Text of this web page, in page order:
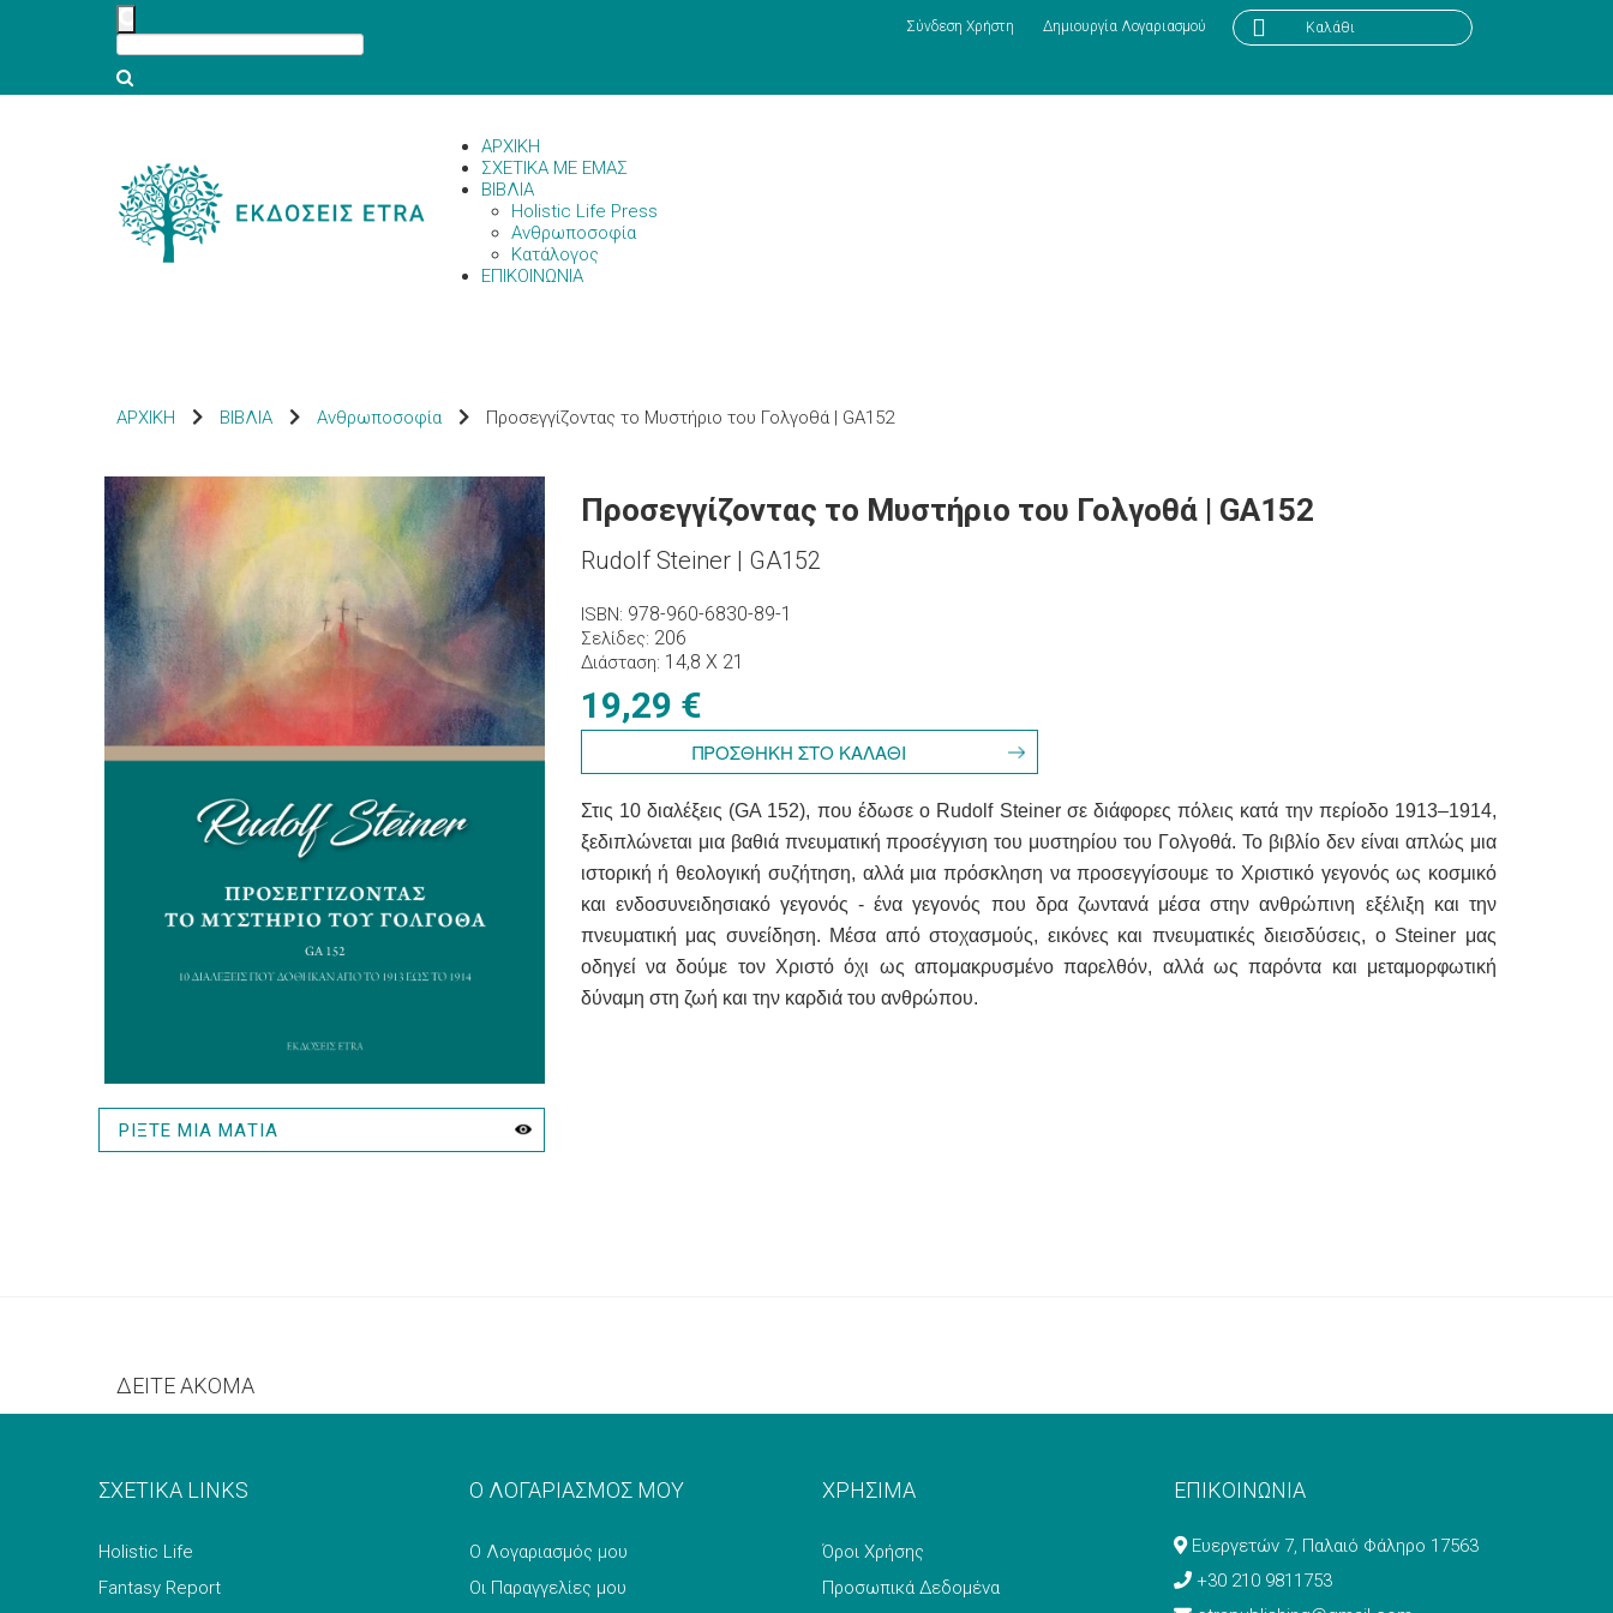
 Καλάθι
Δημιουργία Λογαριασμού
Σύνδεση Χρήστη
ΑΡΧΙΚΗ
ΣΧΕΤΙΚΑ ΜΕ ΕΜΑΣ
ΒΙΒΛΙΑ
Holistic Life Press
Ανθρωποσοφία
Κατάλογος
ΕΠΙΚΟΙΝΩΝΙΑ
ΑΡΧΙΚΗ ΒΙΒΛΙΑ Ανθρωποσοφία Προσεγγίζοντας το Μυστήριο του Γολγοθά | GA152
ΡΙΞΤΕ ΜΙΑ ΜΑΤΙΑ
Προσεγγίζοντας το Μυστήριο του Γολγοθά | GA152
Rudolf Steiner | GA152
ISBN 978-960-6830-89-1
Σελίδες 206
Διάσταση 14,8 X 21
19,29 €
Στις 10 διαλέξεις (GA 152), που έδωσε ο Rudolf Steiner σε διάφορες πόλεις κατά την περίοδο 1913–1914,
ξεδιπλώνεται μια βαθιά πνευματική προσέγγιση του μυστηρίου του Γολγοθά. Το βιβλίο δεν είναι απλώς μια
ιστορική ή θεολογική συζήτηση, αλλά μια πρόσκληση να προσεγγίσουμε το Χριστικό γεγονός ως κοσμικό
και ενδοσυνειδησιακό γεγονός - ένα γεγονός που δρα ζωντανά μέσα στην ανθρώπινη εξέλιξη και την
πνευματική μας συνείδηση. Μέσα από στοχασμούς, εικόνες και πνευματικές διεισδύσεις, ο Steiner μας
οδηγεί να δούμε τον Χριστό όχι ως απομακρυσμένο παρελθόν, αλλά ως παρόντα και μεταμορφωτική
δύναμη στη ζωή και την καρδιά του ανθρώπου.
ΔΕΙΤΕ ΑΚΟΜΑ
ΣΧΕΤΙΚΑ LINKS
Holistic Life
Fantasy Report
Ο ΛΟΓΑΡΙΑΣΜΟΣ ΜΟΥ
Ο Λογαριασμός μου
Οι Παραγγελίες μου
ΧΡΗΣΙΜΑ
Όροι Χρήσης
Προσωπικά Δεδομένα
ΕΠΙΚΟΙΝΩΝΙΑ
Ευεργετών 7, Παλαιό Φάληρο 17563
+30 210 9811753